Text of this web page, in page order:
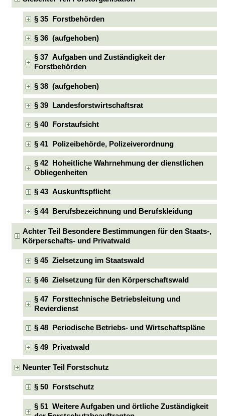
§ 35 Forstbehörden
§ 36 (aufgehoben)
§ 37 Aufgaben und Zuständigkeit der
Forstbehörden
§ 38 (aufgehoben)
§ 39 Landesforstwirtschaftsrat
§ 40 Forstaufsicht
§ 41 Polizeibehörde, Polizeiverordnung
§ 42 Hoheitliche Wahrnehmung der dienstlichen
Obliegenheiten
§ 43 Auskunftspflicht
§ 44 Berufsbezeichnung und Berufskleidung
Achter Teil Besondere Bestimmungen für den Staats-,
Körperschafts- und Privatwald
§ 45 Zielsetzung im Staatswald
§ 46 Zielsetzung für den Körperschaftswald
§ 47 Forsttechnische Betriebsleitung und
Revierdienst
§ 48 Periodische Betriebs- und Wirtschaftspläne
§ 49 Privatwald
Neunter Teil Forstschutz
§ 50 Forstschutz
§ 51 Weitere Aufgaben und örtliche Zuständigkeit